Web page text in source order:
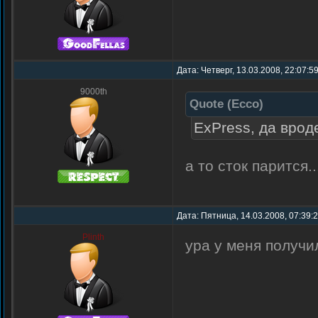
Дата: Четверг, 13.03.2008,
9000th
Quote (Ecco)
ExPress, да
а то сток
Дата: Пятница, 14.03.2008,
Plinth ура у меня